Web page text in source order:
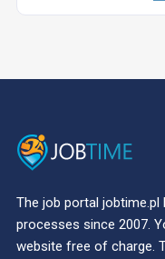
The job portal
processes since 2007.
website free of charge.